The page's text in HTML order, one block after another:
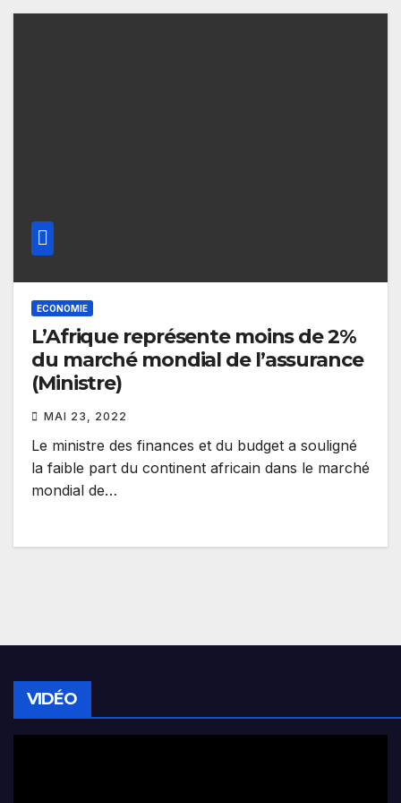
ECONOMIE
L’Afrique représente moins de 2%
du marché mondial de l’assurance
(Ministre)
MAI 23, 2022
Le ministre des finances et du budget a souligné
la faible part du continent africain dans le marché
mondial de…
VIDÉO